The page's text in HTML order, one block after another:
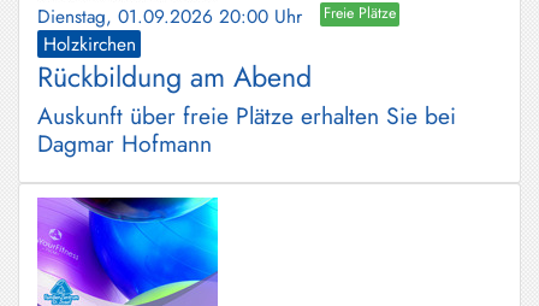
Dienstag, 01.09.2026 20:00 Uhr Freie Plätze
Holzkirchen
Rückbildung am Abend
Auskunft über freie Plätze erhalten Sie bei
Dagmar Hofmann